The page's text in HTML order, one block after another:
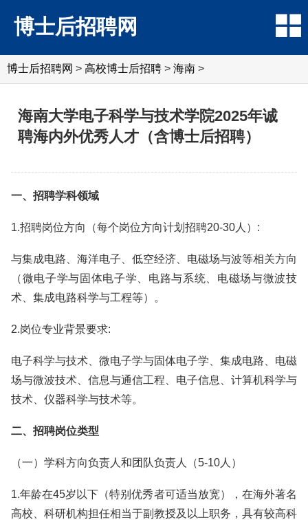
博士后招聘网
博士后招聘网 > 高校博士后招聘 > 海南 >
海南大学电子科学与技术学院2025年诚
聘海内外优秀人才（含博士后招聘）
一、招聘学科领域
1.招聘岗位方向（每个岗位方向计划招聘20-30人）:
与集成电路、海洋电子、低空经济、电磁场与波等相关方向
（微电子学与固体电子学、电路与系统、电磁场与微波技
术、集成电路科学与工程等）。
2.岗位专业背景要求:
电子科学与技术、微电子学与固体电子学、集成电路、电磁
场与微波技术、信息与通信工程、电子信息、计算机科学与
技术、仪器科学与技术等。
二、招聘岗位类型
（一）学科方向负责人和团队负责人（5-10人）
1.年龄在45岁以下（特别优秀者可适当放宽），在海外著名
高校、科研机构担任相当于副教授及以上职务，具有较高科